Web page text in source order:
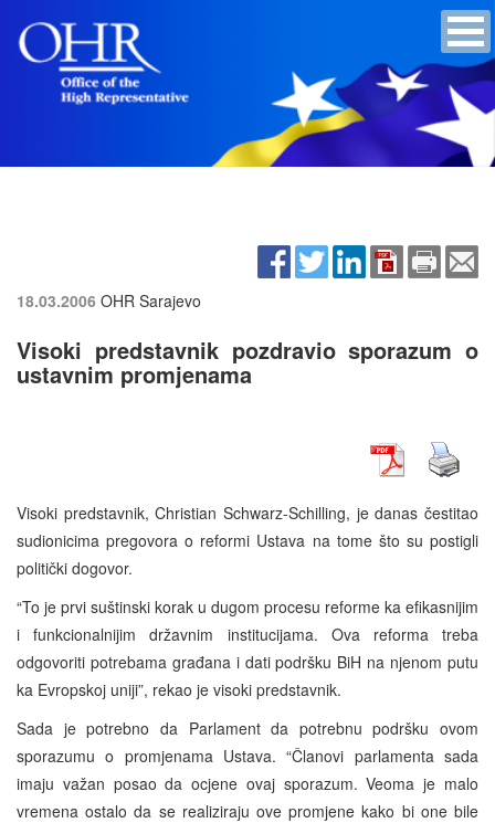
18.03.2006 OHR Sarajevo
Visoki predstavnik pozdravio sporazum o
ustavnim promjenama
Visoki predstavnik, Christian Schwarz-Schilling, je danas čestitao
sudionicima pregovora o reformi Ustava na tome što su postigli
politički dogovor.
“To je prvi suštinski korak u dugom procesu reforme ka efikasnijim
i funkcionalnijim državnim institucijama. Ova reforma treba
odgovoriti potrebama građana i dati podršku BiH na njenom putu
ka Evropskoj uniji”, rekao je visoki predstavnik.
Sada je potrebno da Parlament da potrebnu podršku ovom
sporazumu o promjenama Ustava. “Članovi parlamenta sada
imaju važan posao da ocjene ovaj sporazum. Veoma je malo
vremena ostalo da se realiziraju ove promjene kako bi one bile